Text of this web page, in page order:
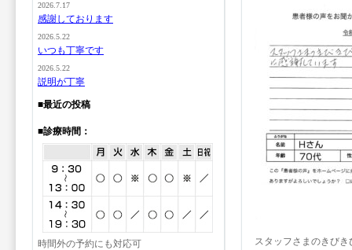
スタッフさまのきび
2026.7.17
感謝しております
2026.5.22
いつも丁寧です
2026.5.22
説明が丁寧
■最近の投稿
■診療時間：
時間外の予約にも対応可